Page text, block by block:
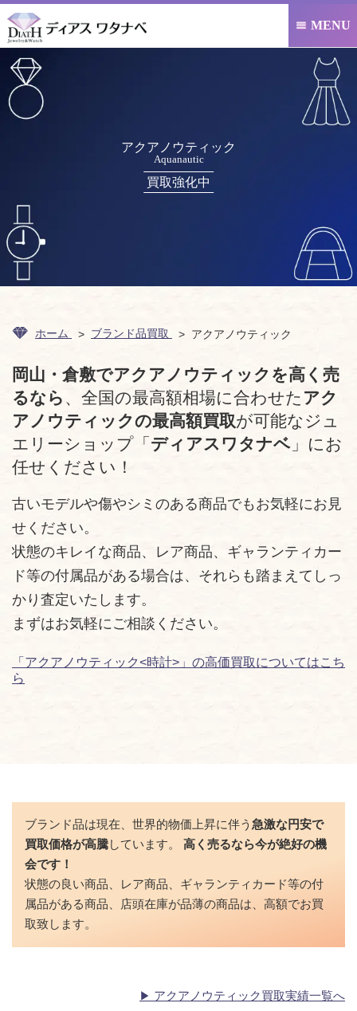
 MENU
アクアノウティック
Aquanautic
買取強化中
ホーム ブランド品買取 アクアノウティック
岡山・倉敷でアクアノウティックを高く売
るなら 、全国の最高額相場に合わせた アク
アノウティックの最高額買取が可能なジュ
エリーショップ「 ディアスワタナベ 」にお
任せください！
古いモデルや傷やシミのある商品でもお気軽にお見
せください。
状態のキレイな商品、レア商品、ギャランティカー
ド等の付属品がある場合は、それらも踏まえてしっ
かり査定いたします。
まずはお気軽にご相談ください。
「アクアノウティック<時計>」の高価買取についてはこち
ら
ブランド品は現在、世界的物価上昇に伴う 急激な円安で
買取価格が高騰しています。 高く売るなら今が絶好の機
会です！
状態の良い商品、レア商品、ギャランティカード等の付
属品がある商品、店頭在庫が品薄の商品は、高額でお買
取致します。
アクアノウティック買取実績一覧へ